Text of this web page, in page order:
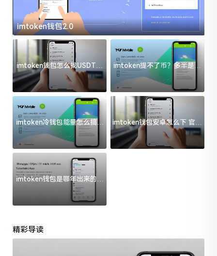
imtoken钱包2.0
imtoken钱包怎么找USDT地
址？三步搞定不踩坑
imtoken提不了币？多半是这
几件事没处理好
imtoken冷钱包能量怎么搞？
过来人告诉你门道
imtoken钱包安卓怎么下 官方
渠道避坑指南
imtoken钱包是哪年出来的？
一文给你说清楚
精彩导读